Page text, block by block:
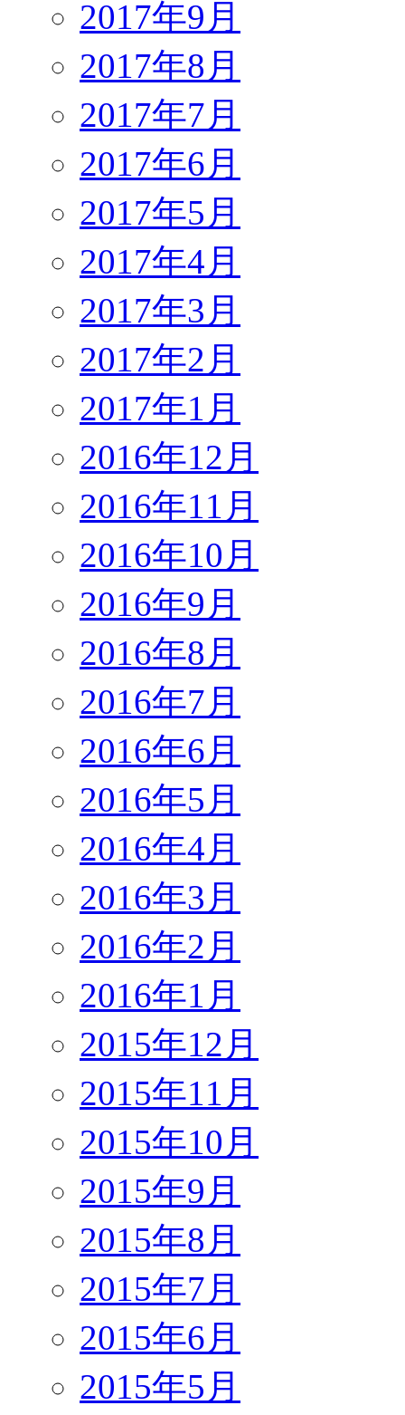
2017年9月
2017年8月
2017年7月
2017年6月
2017年5月
2017年4月
2017年3月
2017年2月
2017年1月
2016年12月
2016年11月
2016年10月
2016年9月
2016年8月
2016年7月
2016年6月
2016年5月
2016年4月
2016年3月
2016年2月
2016年1月
2015年12月
2015年11月
2015年10月
2015年9月
2015年8月
2015年7月
2015年6月
2015年5月